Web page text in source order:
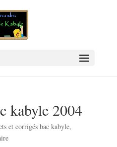
kabyle 2004
et corrigés bac kabyle,